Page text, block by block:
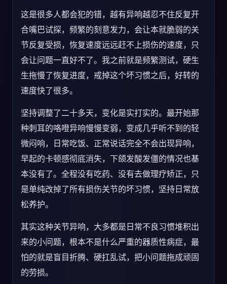
这是很多人都会犯的错，越有异响越忍不住反复开
合嘴巴试探，频繁的刻意发力，会让本就脆弱的关
节反复受损，恢复速度远远赶不上损伤的速度，只
会让问题一直好不了。我之前就是频繁测试，硬生
生拖慢了恢复进度，戒掉这个坏习惯之后，好转的
速度快了很多。
坚持调整了二十多天，变化是实打实的。最开始那
种刺耳的咯噔异响慢慢变弱，变成几乎听不到的轻
微闷响，日常吃饭、正常说话完全不会出现异响，
早起的卡顿感彻底消失，下颌发酸发僵的情况也基
本没有了。全程没有吃药、没有去做理疗矫正，只
是单纯改掉了所有损伤关节的坏习惯，坚持日常放
松养护。
其实这种关节异响，大多都是日常不良习惯堆积出
来的小问题，根本不是什么严重的器质性病症，最
怕的就是盲目折腾、硬扛乱试，把小问题拖成顽固
的劳损。